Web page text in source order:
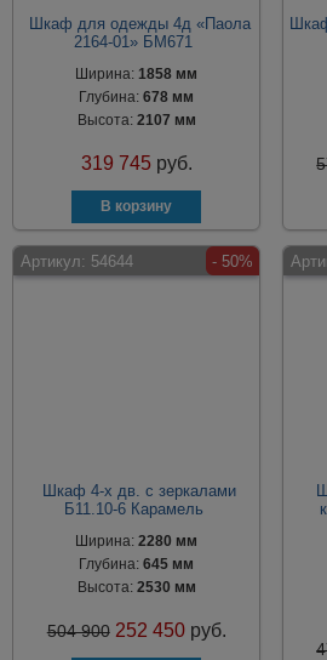
Шкаф для одежды 4д «Паола
2164-01» БМ671
Ширина:1858 мм
Глубина:678 мм
Высота: 2107 мм
319 745 руб.
Артикул: 54644 - 50%
Шкаф 4-х дв. с зеркалами
Б11.10-6 Карамель
Ширина:2280 мм
Глубина:645 мм
Высота: 2530 мм
504 900 252 450 руб.